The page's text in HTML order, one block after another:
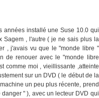
années installé une Suse 10.0 qui
Sagem , l'autre ( je ne sais plus la
, j'avais vu que le "monde libre "
de renouer avec le "monde libre
comme moi , vieillissante ,atteinte
sur un DVD ( le début de la
un peu plus récente, prend
" ), avec un lecteur DVD qui